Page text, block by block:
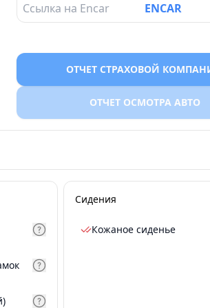
Ссылка на Encar
ENCAR
ОТЧЕТ СТРАХОВОЙ
ОТЧЕТ ОСМОТРА АВТО
Сидения
Кожаное сиденье